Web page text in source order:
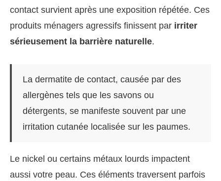
contact survient après une exposition répétée. Ces
produits ménagers agressifs finissent par irriter
sérieusement la barrière naturelle.
La dermatite de contact, causée par des
allergènes tels que les savons ou
détergents, se manifeste souvent par une
irritation cutanée localisée sur les paumes.
Le nickel ou certains métaux lourds impactent
aussi votre peau. Ces éléments traversent parfois